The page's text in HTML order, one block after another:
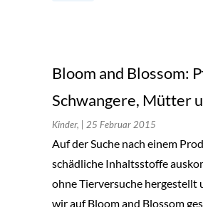
Bloom and Blossom:
Schwangere, Mütter
Kinder, | 25 Februar 2015
Auf der Suche nach einem
schädliche Inhaltsstoffe
ohne Tierversuche hergestellt
wir auf Bloom and Blossom